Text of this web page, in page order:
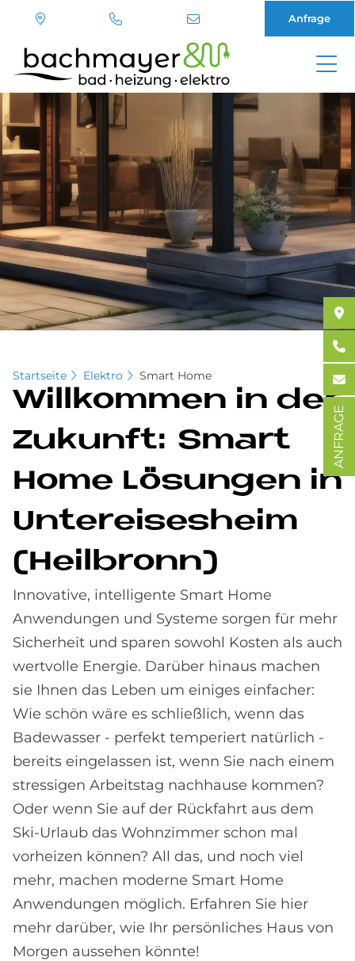
Direkt
zum
Inhalt
Anfrage
Startseite Elektro Smart Home
Will­kom­men in der
Zu­kun­ft: Smart
Home Lö­sun­gen in
Un­ter­eises­heim
(Heil­bronn)
Innovative, intelligente Smart Home
Anwendungen und Systeme sorgen für mehr
Sicherheit und sparen sowohl Kosten als auch
wertvolle Energie. Darüber hinaus machen
sie Ihnen das Leben um einiges einfacher:
Wie schön wäre es schließlich, wenn das
Badewasser - perfekt temperiert natürlich -
bereits eingelassen ist, wenn Sie nach einem
stressigen Arbeitstag nachhause kommen?
Oder wenn Sie auf der Rückfahrt aus dem
Ski-Urlaub das Wohnzimmer schon mal
vorheizen können? All das, und noch viel
mehr, machen moderne Smart Home
Anwendungen möglich. Erfahren Sie hier
mehr darüber, wie Ihr persönliches Haus von
Morgen aussehen könnte!
ANFRAGE